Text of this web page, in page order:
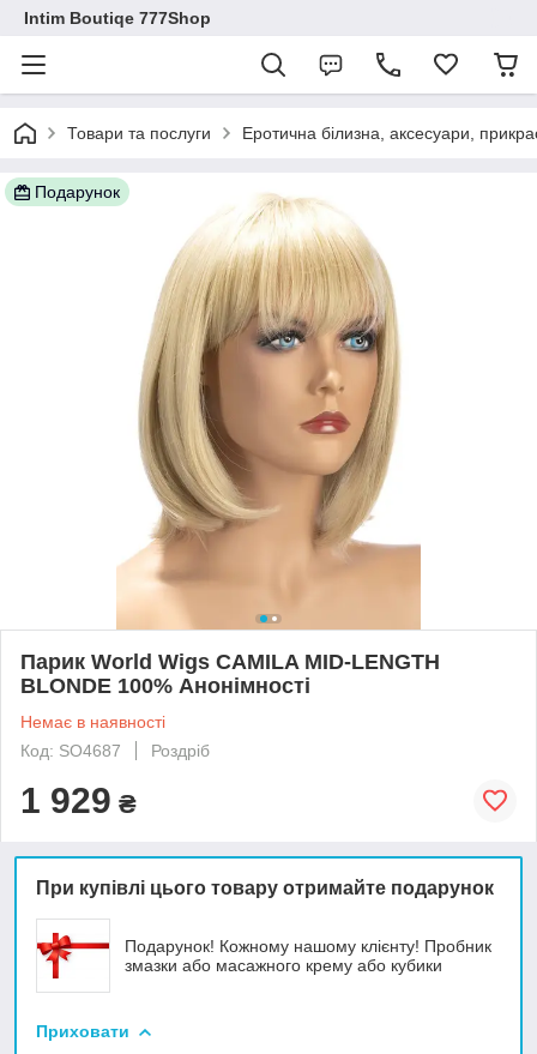
Intim Boutiqe 777Shop
Товари та послуги Еротична білизна, аксесуари,
Подарунок
Парик World Wigs CAMILA MID-LENGTH
BLONDE 100% Анонімності
Немає в наявності
Код: SO4687
Роздріб
1 929 ₴
При купівлі цього товару отримайте подарунок
Подарунок! Кожному нашому клієнту! Пробник
змазки або масажного крему або кубики
Приховати